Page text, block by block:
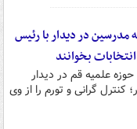
مدرسین در دیدار با رئیس
بخوانند
علمیه قم در دیدار
کنترل گرانی و تورم را از وی